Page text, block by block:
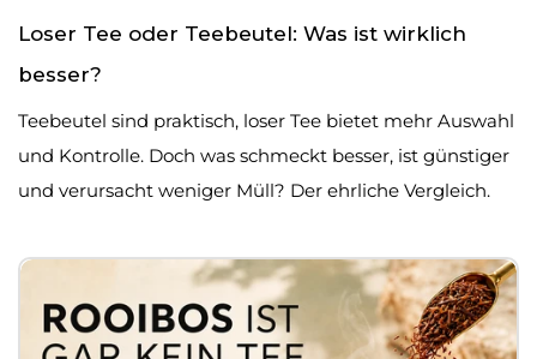
Loser Tee oder Teebeutel: Was ist wirklich
besser?
Teebeutel sind praktisch, loser Tee bietet mehr Auswahl
und Kontrolle. Doch was schmeckt besser, ist günstiger
und verursacht weniger Müll? Der ehrliche Vergleich.